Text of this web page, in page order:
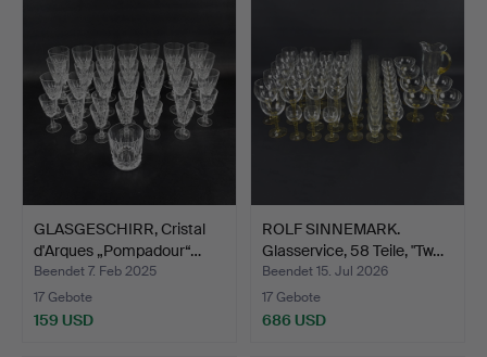
GLASGESCHIRR, Cristal
d'Arques „Pompadour“…
Beendet 7. Feb 2025
17 Gebote
159 USD
ROLF SINNEMARK.
Glasservice, 58 Teile, "Tw…
Beendet 15. Jul 2026
17 Gebote
686 USD